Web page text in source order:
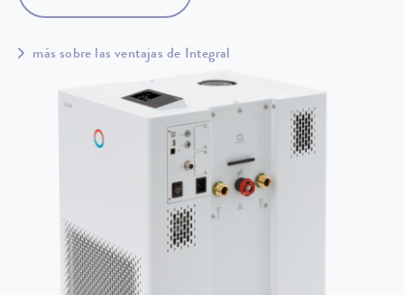
más sobre las ventajas de Integral